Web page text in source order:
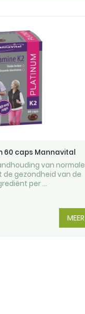
60 caps Mannavital
van normale
gezondheid van de
per ...
MEER